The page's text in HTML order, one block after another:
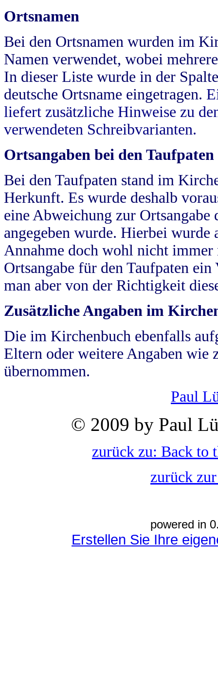
Ortsnamen
Bei den Ortsnamen wurden im
Namen verwendet, wobei
In dieser Liste wurde in der
deutsche Ortsname eingetragen.
liefert zusätzliche Hinweise zu
verwendeten Schreibvarianten.
Ortsangaben bei den Taufpaten
Bei den Taufpaten stand im
Herkunft. Es wurde deshalb
eine Abweichung zur
angegeben wurde. Hierbei wurde
Annahme doch wohl nicht
Ortsangabe für den Taufpaten
man aber von der Richtigkeit
Zusätzliche Angaben im
Die im Kirchenbuch ebenfalls
Eltern oder weitere Angaben wie
übernommen.
Paul
© 2009 by Paul
zurück zu: Back to
zurück
powered in
Erstellen Sie Ihre